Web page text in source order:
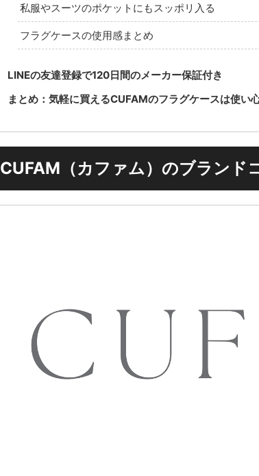
私服やスーツのポケットにもスッポリ入る
フラグケースの使用感まとめ
LINEの友達登録で120日間のメーカー保証付き
まとめ：気軽に買えるCUFAMのフラグケースは使い
CUFAM（カファム）のブランド